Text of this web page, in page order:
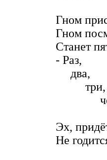
Гном
Гном
Станет
- Раз,
два,
три,
Эх,
Не